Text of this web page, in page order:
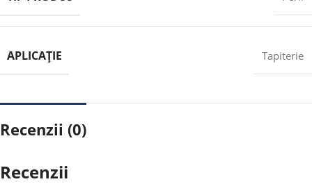
APLICAȚIE Tapiterie
Recenzii (0)
Recenzii